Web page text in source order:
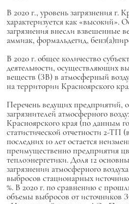
В 2020 г., уровень загрязнения г.
характеризуется как «высокий».
загрязнения внесли взвешенные
аммиак, формальдегид,
В 2020 г. общее количество
деятельности, осуществляющих
веществ (ЗВ) в атмосферный
на территории Красноярского
Перечень ведущих предприятий,
загрязнителей атмосферного
Красноярского края (по данным
статистической отчетности 2-ТП
последних 10 лет остается
преимущественно предприятия
теплоэнергетики. Доля 12
загрязнении атмосферного
выбросов стационарных
%. В 2020 г. по сравнению с
объемы выбросов от